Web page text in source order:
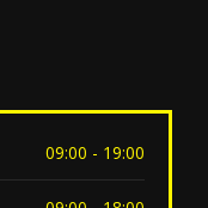
09:00 - 19:00